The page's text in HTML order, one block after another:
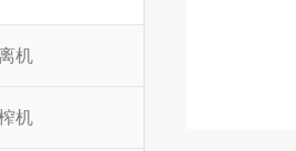
机
机